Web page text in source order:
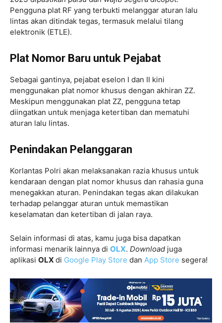
Pengguna plat RF yang terbukti melanggar aturan lalu
lintas akan ditindak tegas, termasuk melalui tilang
elektronik (ETLE).
Plat Nomor Baru untuk Pejabat
Sebagai gantinya, pejabat eselon I dan II kini
menggunakan plat nomor khusus dengan akhiran ZZ.
Meskipun menggunakan plat ZZ, pengguna tetap
diingatkan untuk menjaga ketertiban dan mematuhi
aturan lalu lintas.
Penindakan Pelanggaran
Korlantas Polri akan melaksanakan razia khusus untuk
kendaraan dengan plat nomor khusus dan rahasia guna
menegakkan aturan. Penindakan tegas akan dilakukan
terhadap pelanggar aturan untuk memastikan
keselamatan dan ketertiban di jalan raya.
Selain informasi di atas, kamu juga bisa dapatkan
informasi menarik lainnya di OLX. Download juga
aplikasi OLX di Google Play Store dan App Store segera!